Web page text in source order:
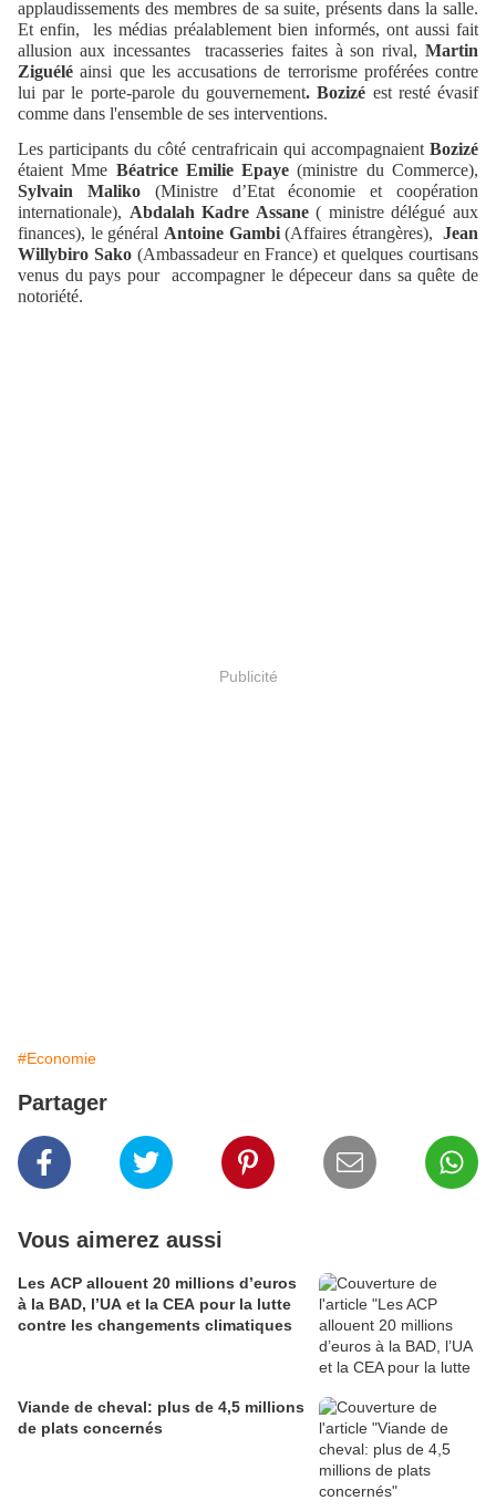
applaudissements des membres de sa suite, présents dans la salle.
Et enfin, les médias préalablement bien informés, ont aussi fait
allusion aux incessantes
tracasseries faites à son rival,Martin
Ziguélé ainsi que les accusations de terrorisme proférées contre
lui par le porte-parole du gouvernement. Bozizé est resté évasif
comme dans l'ensemble de ses interventions.
Les participants du côté centrafricain qui accompagnaient Bozizé
étaient Mme Béatrice Emilie Epaye (ministre du Commerce),
Sylvain Maliko(Ministre d’Etat économie et coopération
internationale), Abdalah Kadre Assane( ministre délégué aux
finances), le général Antoine Gambi(Affaires étrangères), Jean
Willybiro Sako(Ambassadeur en France) et quelques courtisans
venus du pays pour accompagner le dépeceur dans sa quête de
notoriété.
Publicité
#Economie
Partager
Vous aimerez aussi
Les ACP allouent 20 millions d’euros
à la BAD, l’UA et la CEA pour la lutte
contre les changements climatiques
Viande de cheval: plus de 4,5 millions
de plats concernés